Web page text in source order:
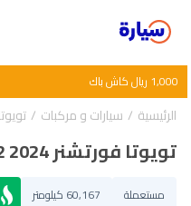
1,000 ريال كاش باك
الرئيسية سيارات و مركبات تويوتا
تويوتا فورتشنر GX2 2024
مستعملة 60,167 كيلومتر